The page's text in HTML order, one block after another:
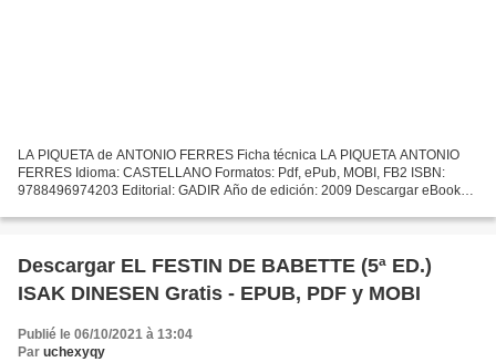
LA PIQUETA de ANTONIO FERRES Ficha técnica LA PIQUETA ANTONIO
FERRES Idioma: CASTELLANO Formatos: Pdf, ePub, MOBI, FB2 ISBN:
9788496974203 Editorial: GADIR Año de edición: 2009 Descargar eBook
Descargar EL FESTIN DE BABETTE (5ª ED.)
ISAK DINESEN Gratis - EPUB, PDF y MOBI
Publié le 06/10/2021 à 13:04
Par uchexyqy